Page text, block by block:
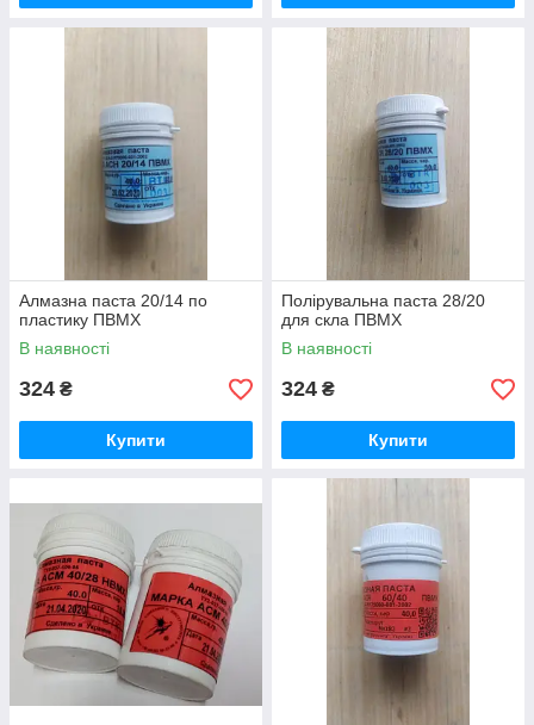
Алмазна паста 20/14 по
пластику ПВМХ
В наявності
324 ₴
Купити
Полірувальна паста 28/20
для скла ПВМХ
В наявності
324 ₴
Купити